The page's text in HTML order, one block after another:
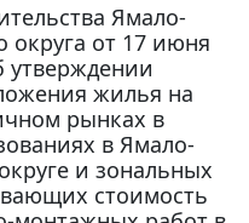
Ямало-
округа от 17 июня
утверждении
жилья на
рынках в
в Ямало-
и зональных
стоимость